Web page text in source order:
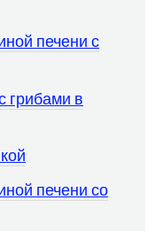
печени с
грибами в
печени со